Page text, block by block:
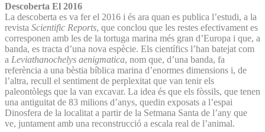
Descoberta El 2016
La descoberta es va fer el 2016 i és ara quan es publica l’estudi, a la
revista Scientific Reports, que conclou que les restes efectivament es
corresponen amb les de la tortuga marina més gran d’Europa i que, a
banda, es tracta d’una nova espècie. Els científics l’han batejat com
a Leviathanochelys aenigmatica, nom que, d’una banda, fa
referència a una bèstia bíblica marina d’enormes dimensions i, de
l’altra, recull el sentiment de perplexitat que van tenir els
paleontòlegs que la van excavar. La idea és que els fòssils, que tenen
una antiguitat de 83 milions d’anys, quedin exposats a l’espai
Dinosfera de la localitat a partir de la Setmana Santa de l’any que
ve, juntament amb una reconstrucció a escala real de l’animal.